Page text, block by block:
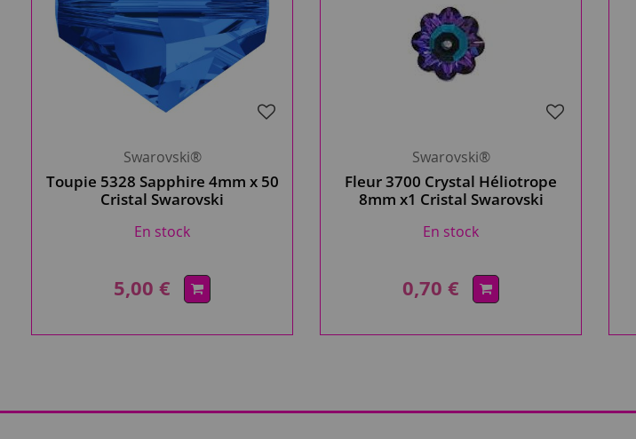
Swarovski®
Toupie 5328 Sapphire 4mm x 50
Cristal Swarovski
En stock
5,00 €
Swarovski®
Fleur 3700 Crystal Héliotrope
8mm x1 Cristal Swarovski
En stock
0,70 €